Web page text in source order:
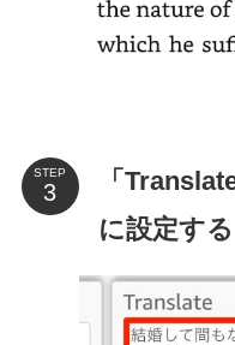
STEP
「
に設定する